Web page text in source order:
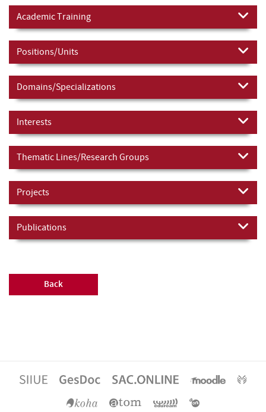
Academic Training
Positions/Units
Domains/Specializations
Interests
Thematic Lines/Research Groups
Projects
Publications
Back